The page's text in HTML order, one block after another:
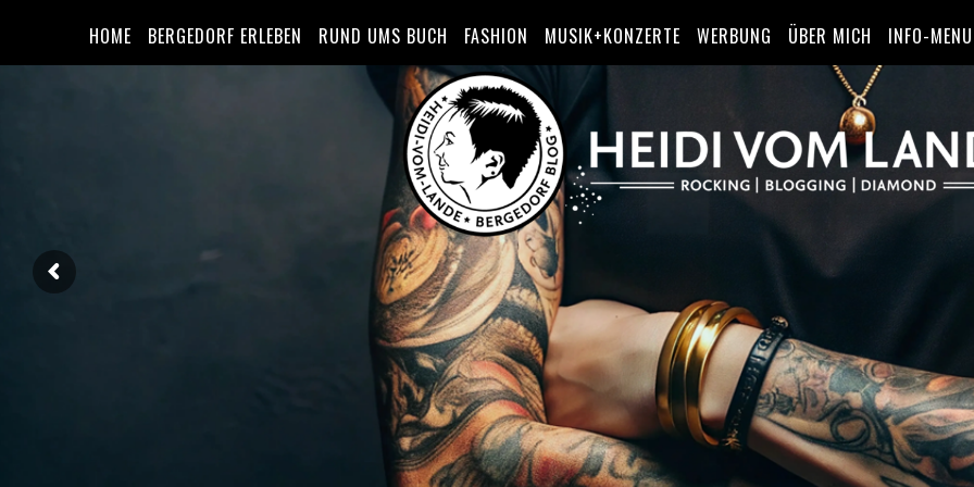
HOME BERGEDORF ERLEBEN RUND UMS BUCH FASHION MUSIK+KONZERTE WERBUNG ÜBER MICH INFO-